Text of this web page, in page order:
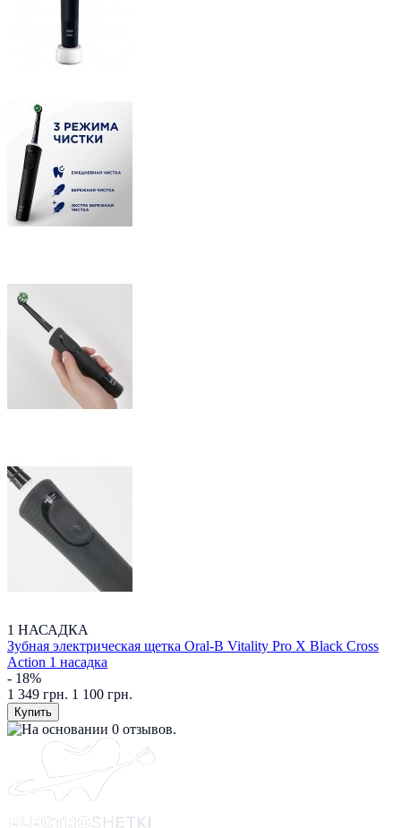
1 НАСАДКА
Зубная электрическая щетка Oral-B Vitality Pro X Black Cross
Action 1 насадка
- 18%
1 349 грн. 1 100 грн.